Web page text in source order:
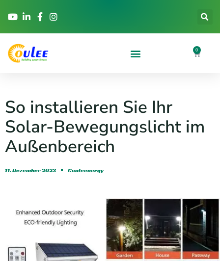
0
So installieren Sie Ihr
Solar-Bewegungslicht im
Außenbereich
11. Dezember 2023 Couleenergy